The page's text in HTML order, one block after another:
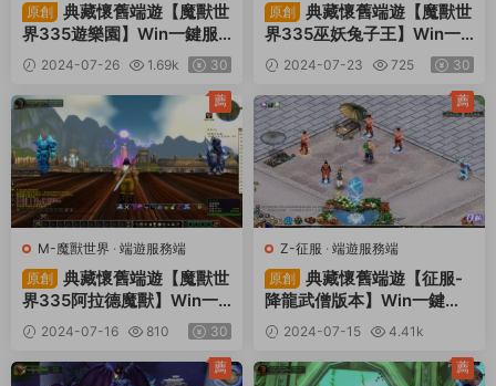
原創
典藏懷舊端遊【魔獸世
界335遊樂園】Win一鍵服
務端+PC客戶端+網頁注冊+
GM指令教程+視頻架設教程
2024-07-26 1.69k 30
原創
典藏懷舊端遊【魔獸世
界335巫妖兔子王】Win一
鍵服務端+PC客戶端+網頁
注冊+GM指令教程+視頻架
設教程
2024-07-23 725 30
M-魔獸世界 · 端遊服務端
原創
典藏懷舊端遊【魔獸世
界335阿拉德魔獸】Win一
鍵服務端+PC客戶端+網頁
注冊+GM指令教程+視頻架
設教程
2024-07-16 810 30
薦
Z-征服 · 端遊服務端
原創
典藏懷舊端遊【征服-
降龍武僧版本】Win一鍵服
務端+PC客戶端+賬号注冊
教程+視頻架設教程
2024-07-15
4.41k
薦
薦 薦